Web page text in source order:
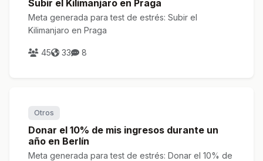
Subir el Kilimanjaro en Praga
Meta generada para test de estrés: Subir el
Kilimanjaro en Praga
45 33 8
Otros
Donar el 10% de mis ingresos durante un
año en Berlín
Meta generada para test de estrés: Donar el 10% de